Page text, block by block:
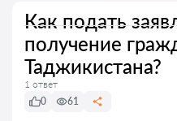
Как подать
получение
Таджикистана?
1 ответ
0
61